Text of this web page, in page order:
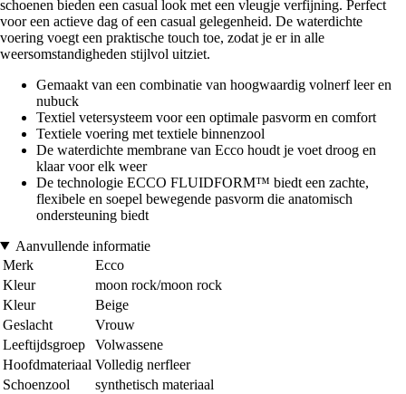
schoenen bieden een casual look met een vleugje verfijning. Perfect
voor een actieve dag of een casual gelegenheid. De waterdichte
voering voegt een praktische touch toe, zodat je er in alle
weersomstandigheden stijlvol uitziet.
Gemaakt van een combinatie van hoogwaardig volnerf leer en
nubuck
Textiel vetersysteem voor een optimale pasvorm en comfort
Textiele voering met textiele binnenzool
De waterdichte membrane van Ecco houdt je voet droog en
klaar voor elk weer
De technologie ECCO FLUIDFORM™ biedt een zachte,
flexibele en soepel bewegende pasvorm die anatomisch
ondersteuning biedt
Aanvullende informatie
Merk
Ecco
Kleur
moon rock/moon rock
Kleur
Beige
Geslacht
Vrouw
Leeftijdsgroep
Volwassene
Hoofdmateriaal Volledig nerfleer
Schoenzool
synthetisch materiaal